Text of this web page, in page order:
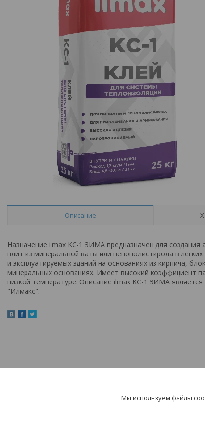
Описание
Назначение ilmax KC-1 ЗИМА предназначен для
плит из минеральной ваты или пенополистирола в
и эксплуатируемых зданий на основаниях из кирпича,
минеральных основаниях. Имеет высокий коэффициент
низкой температуре. Описание ilmax KC-1 ЗИМА
"Илмакс".
Мы используем файлы